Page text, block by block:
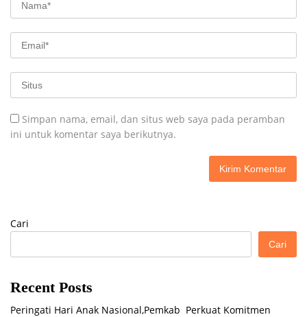
Simpan nama, email, dan situs web saya pada peramban
ini untuk komentar saya berikutnya.
Cari
Cari
Recent Posts
Peringati Hari Anak Nasional,Pemkab Perkuat Komitmen